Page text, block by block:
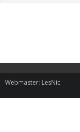
Webmaster: LesNic